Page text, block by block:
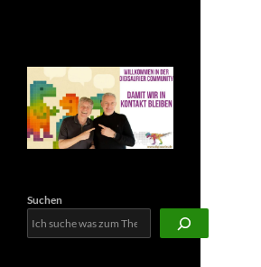
Suchen